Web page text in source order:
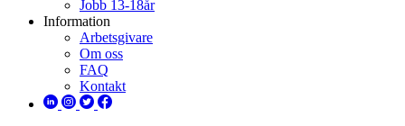
Jobb 13-18år
Information
Arbetsgivare
Om oss
FAQ
Kontakt